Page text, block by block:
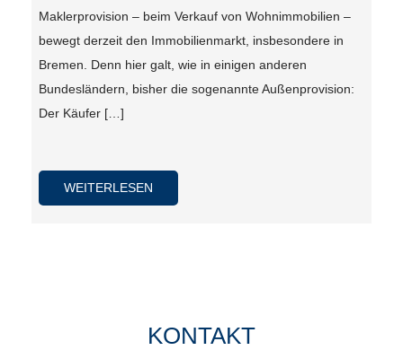
Maklerprovision – beim Verkauf von Wohnimmobilien –
bewegt derzeit den Immobilienmarkt, insbesondere in
Bremen. Denn hier galt, wie in einigen anderen
Bundesländern, bisher die sogenannte Außenprovision:
Der Käufer […]
WEITERLESEN
KONTAKT